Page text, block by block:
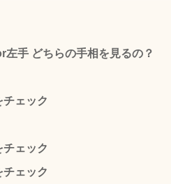
左手 どちらの手相を見るの？
ェック
ェック
ェック